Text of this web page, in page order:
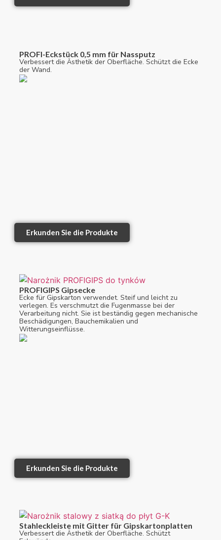
PROFI-Eckstück 0,5 mm für Nassputz
Verbessert die Ästhetik der Oberfläche. Schützt die Ecke
der Wand.
Erkunden Sie die Produkte
PROFIGIPS Gipsecke
Ecke für Gipskarton verwendet. Steif und leicht zu
verlegen. Es verschmutzt die Fugenmasse bei der
Verarbeitung nicht. Sie ist beständig gegen mechanische
Beschädigungen, Bauchemikalien und
Witterungseinflüsse.
Erkunden Sie die Produkte
Stahleckleiste mit Gitter für Gipskartonplatten
Verbessert die Ästhetik der Oberfläche. Schützt